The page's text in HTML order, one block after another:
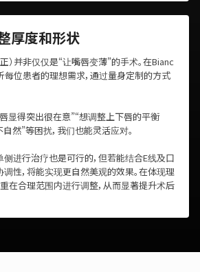
厚度和形状
）并非仅仅是“让嘴唇变薄”的手术。在Bianc
每位患者的理想需求，通过量身定制的方式
显得突出很在意”“想调整上下唇的平衡
然”等困扰，我们也能灵活应对。
进行治疗也是可行的，但若能结合E线及口
性，将能实现更自然美观的效果。在体现理
在合理范围内进行调整，从而显著提升术后